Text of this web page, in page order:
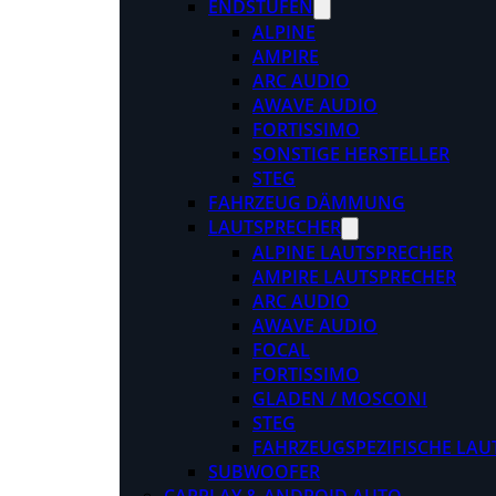
ENDSTUFEN
ALPINE
AMPIRE
ARC AUDIO
AWAVE AUDIO
FORTISSIMO
SONSTIGE HERSTELLER
STEG
FAHRZEUG DÄMMUNG
LAUTSPRECHER
ALPINE LAUTSPRECHER
AMPIRE LAUTSPRECHER
ARC AUDIO
AWAVE AUDIO
FOCAL
FORTISSIMO
GLADEN / MOSCONI
STEG
FAHRZEUGSPEZIFISCHE
SUBWOOFER